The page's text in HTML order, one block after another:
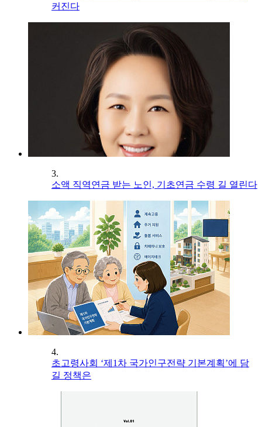
커진다
3.
소액 직역연금 받는 노인, 기초연금 수령 길 열린다
4.
초고령사회 ‘제1차 국가인구전략 기본계획’에 담
길 정책은